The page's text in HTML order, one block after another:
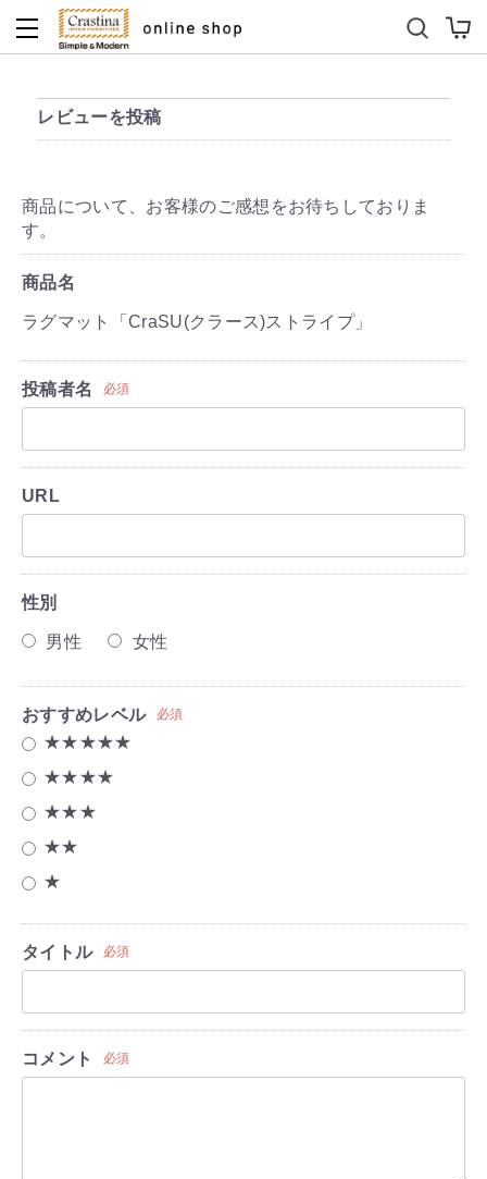
ダイニングテーブルセット
レビューを投稿
商品について、お客様のご感想をお待ちしておりま
す。
商品名
ラグマット「CraSU(クラース)ストライプ」
投稿者名 必須
URL
性別
男性 女性
おすすめレベル 必須
★★★★★
★★★★
★★★
★★
★
タイトル 必須
コメント 必須